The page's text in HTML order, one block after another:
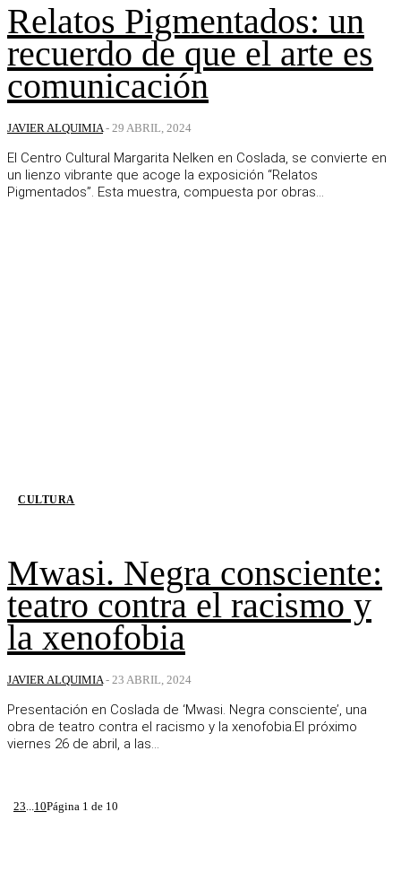
Relatos Pigmentados: un
recuerdo de que el arte es
comunicación
JAVIER ALQUIMIA - 29 ABRIL, 2024
El Centro Cultural Margarita Nelken en Coslada, se convierte en
un lienzo vibrante que acoge la exposición “Relatos
Pigmentados”. Esta muestra, compuesta por obras...
CULTURA
Mwasi. Negra consciente:
teatro contra el racismo y
la xenofobia
JAVIER ALQUIMIA - 23 ABRIL, 2024
Presentación en Coslada de ‘Mwasi. Negra consciente’, una
obra de teatro contra el racismo y la xenofobia.El próximo
viernes 26 de abril, a las...
23...10Página 1 de 10